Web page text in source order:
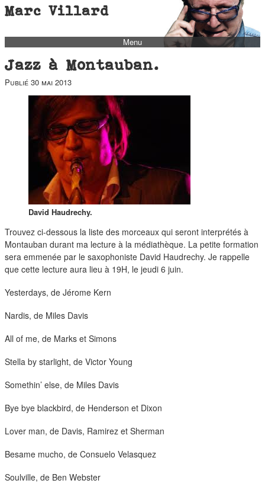
Marc Villard
Menu
filmo
barbès
music
autofiction
interviews
polaroid
famille
blog
short stories
duos
Jazz à Montauban.
Publié 30 mai 2013
David Haudrechy.
Trouvez ci-dessous la liste des morceaux qui seront interprétés à
Montauban durant ma lecture à la médiathèque. La petite formation
sera emmenée par le saxophoniste David Haudrechy. Je rappelle
que cette lecture aura lieu à 19H, le jeudi 6 juin.
Yesterdays, de Jérome Kern
Nardis, de Miles Davis
All of me, de Marks et Simons
Stella by starlight, de Victor Young
Somethin’ else, de Miles Davis
Bye bye blackbird, de Henderson et Dixon
Lover man, de Davis, Ramirez et Sherman
Besame mucho, de Consuelo Velasquez
Soulville, de Ben Webster